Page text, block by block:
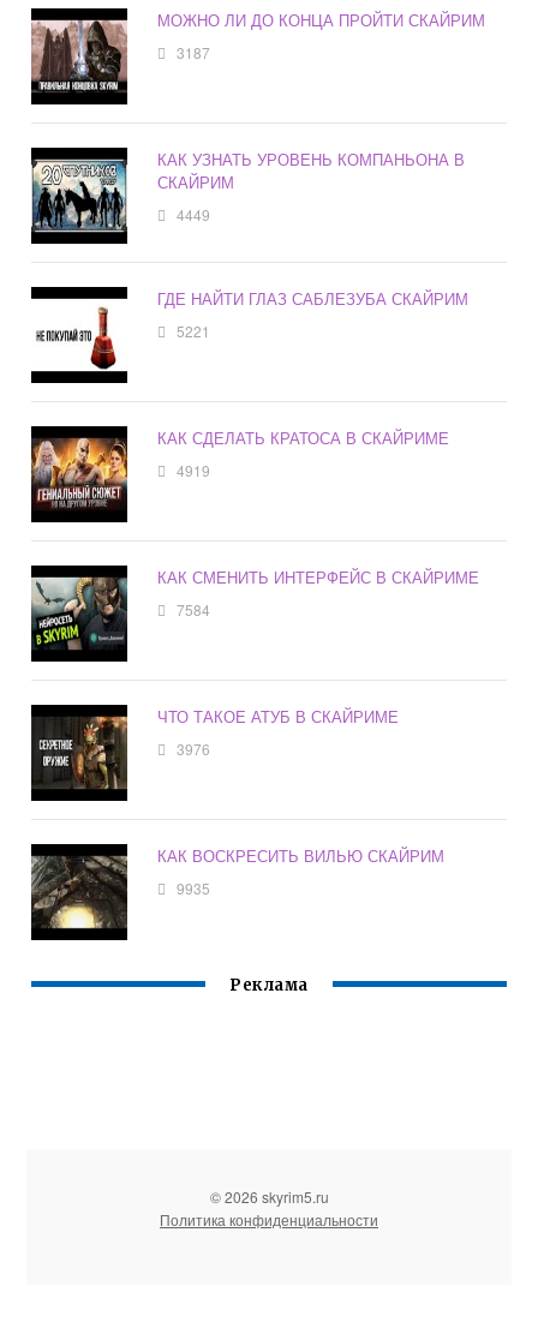
МОЖНО ЛИ ДО КОНЦА ПРОЙТИ СКАЙРИМ
3187
КАК УЗНАТЬ УРОВЕНЬ КОМПАНЬОНА В
СКАЙРИМ
4449
ГДЕ НАЙТИ ГЛАЗ САБЛЕЗУБА СКАЙРИМ
5221
КАК СДЕЛАТЬ КРАТОСА В СКАЙРИМЕ
4919
КАК СМЕНИТЬ ИНТЕРФЕЙС В СКАЙРИМЕ
7584
ЧТО ТАКОЕ АТУБ В СКАЙРИМЕ
3976
КАК ВОСКРЕСИТЬ ВИЛЬЮ СКАЙРИМ
9935
Реклама
© 2026 skyrim5.ru
Политика конфиденциальности